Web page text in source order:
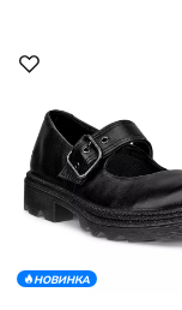
НОВИНКА